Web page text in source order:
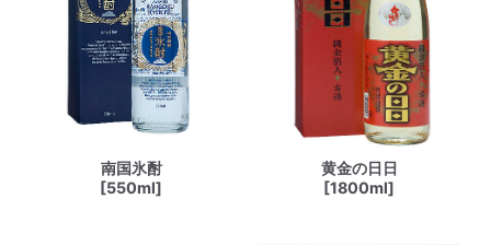
南国氷酎
[550ml]
黄金の日日
[1800ml]